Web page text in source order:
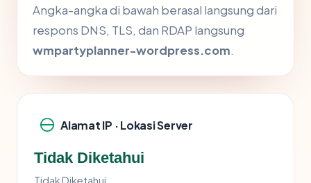
Angka-angka di bawah berasal langsung dari
respons DNS, TLS, dan RDAP langsung
wmpartyplanner-wordpress.com.
Alamat IP · Lokasi Server
Tidak Diketahui